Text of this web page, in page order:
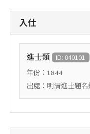
入仕
進士類 ID: 040101
年份： 1844
出處： 明清進士題名